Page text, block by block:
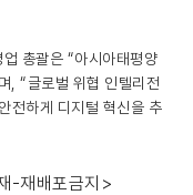
총괄은 “아시아태평양
, “글로벌 위협 인텔리전
전하게 디지털 혁신을 추
-재배포금지>